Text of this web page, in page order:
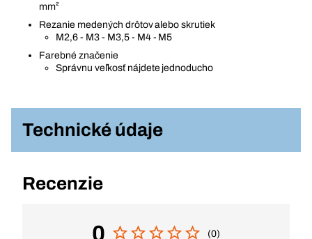
mm²
Rezanie medených drôtov alebo skrutiek
M2,6 - M3 - M3,5 - M4 - M5
Farebné značenie
Správnu veľkosť nájdete jednoducho
Technické údaje
Recenzie
0 (0)